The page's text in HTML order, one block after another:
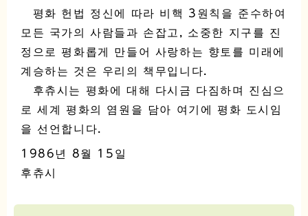
평화 헌법 정신에 따라 비핵 3원칙을 준수하여
모든 국가의 사람들과 손잡고, 소중한 지구를 진
정으로 평화롭게 만들어 사랑하는 향토를 미래에
계승하는 것은 우리의 책무입니다.
후츄시는 평화에 대해 다시금 다짐하며 진심으
로 세계 평화의 염원을 담아 여기에 평화 도시임
을 선언합니다.
1986년 8월 15일
후츄시